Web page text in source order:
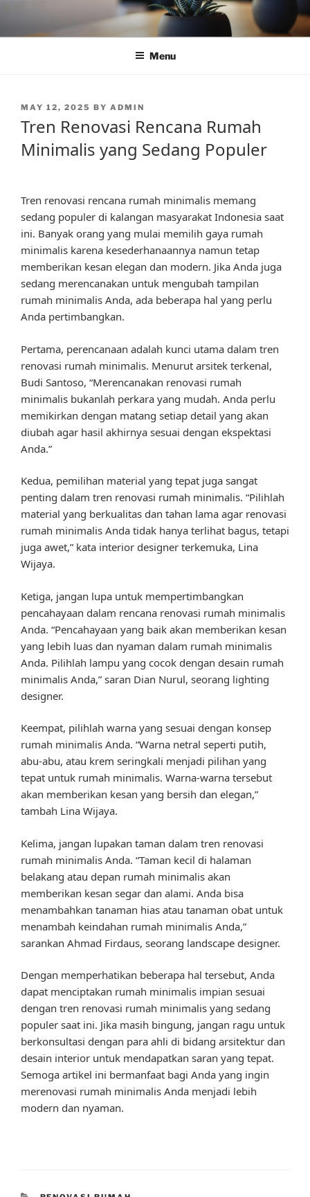
content
Menu
POSTED
MAY 12, 2025 BY ADMIN
Tren Renovasi Rencana Rumah
Minimalis yang Sedang Populer
Tren renovasi rencana rumah minimalis memang
sedang populer di kalangan masyarakat Indonesia saat
ini. Banyak orang yang mulai memilih gaya rumah
minimalis karena kesederhanaannya namun tetap
memberikan kesan elegan dan modern. Jika Anda juga
sedang merencanakan untuk mengubah tampilan
rumah minimalis Anda, ada beberapa hal yang perlu
Anda pertimbangkan.
Pertama, perencanaan adalah kunci utama dalam tren
renovasi rumah minimalis. Menurut arsitek terkenal,
Budi Santoso, “Merencanakan renovasi rumah
minimalis bukanlah perkara yang mudah. Anda perlu
memikirkan dengan matang setiap detail yang akan
diubah agar hasil akhirnya sesuai dengan ekspektasi
Anda.”
Kedua, pemilihan material yang tepat juga sangat
penting dalam tren renovasi rumah minimalis. “Pilihlah
material yang berkualitas dan tahan lama agar renovasi
rumah minimalis Anda tidak hanya terlihat bagus, tetapi
juga awet,” kata interior designer terkemuka, Lina
Wijaya.
Ketiga, jangan lupa untuk mempertimbangkan
pencahayaan dalam rencana renovasi rumah minimalis
Anda. “Pencahayaan yang baik akan memberikan kesan
yang lebih luas dan nyaman dalam rumah minimalis
Anda. Pilihlah lampu yang cocok dengan desain rumah
minimalis Anda,” saran Dian Nurul, seorang lighting
designer.
Keempat, pilihlah warna yang sesuai dengan konsep
rumah minimalis Anda. “Warna netral seperti putih,
abu-abu, atau krem seringkali menjadi pilihan yang
tepat untuk rumah minimalis. Warna-warna tersebut
akan memberikan kesan yang bersih dan elegan,”
tambah Lina Wijaya.
Kelima, jangan lupakan taman dalam tren renovasi
rumah minimalis Anda. “Taman kecil di halaman
belakang atau depan rumah minimalis akan
memberikan kesan segar dan alami. Anda bisa
menambahkan tanaman hias atau tanaman obat untuk
menambah keindahan rumah minimalis Anda,”
sarankan Ahmad Firdaus, seorang landscape designer.
Dengan memperhatikan beberapa hal tersebut, Anda
dapat menciptakan rumah minimalis impian sesuai
dengan tren renovasi rumah minimalis yang sedang
populer saat ini. Jika masih bingung, jangan ragu untuk
berkonsultasi dengan para ahli di bidang arsitektur dan
desain interior untuk mendapatkan saran yang tepat.
Semoga artikel ini bermanfaat bagi Anda yang ingin
merenovasi rumah minimalis Anda menjadi lebih
modern dan nyaman.